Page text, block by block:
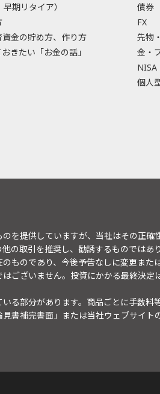
期リタイア）
金の貯め方、作り方
きたい「お金の話」
債券
FX
先物
金・
NISA
個人
を提供していますが、当社はその正
取引を推奨し、勧誘するものではあ
ものであり、今後予告なしに変更また
ございません。投資にかかる最終決
る部分があります。商品ごとに手数料
書補完書面」または当社ウェブサイト